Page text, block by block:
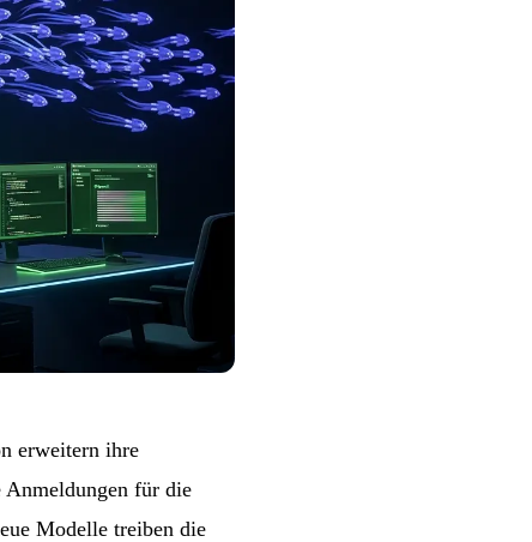
erweitern ihre
Anmeldungen für die
Modelle treiben die